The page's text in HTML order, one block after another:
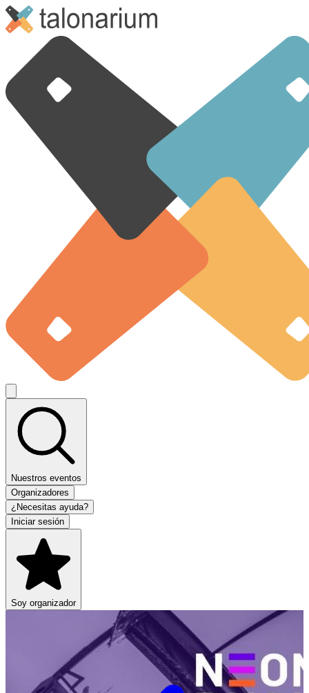
Nuestros eventos
Organizadores
¿Necesitas ayuda?
Iniciar sesión
Soy organizador